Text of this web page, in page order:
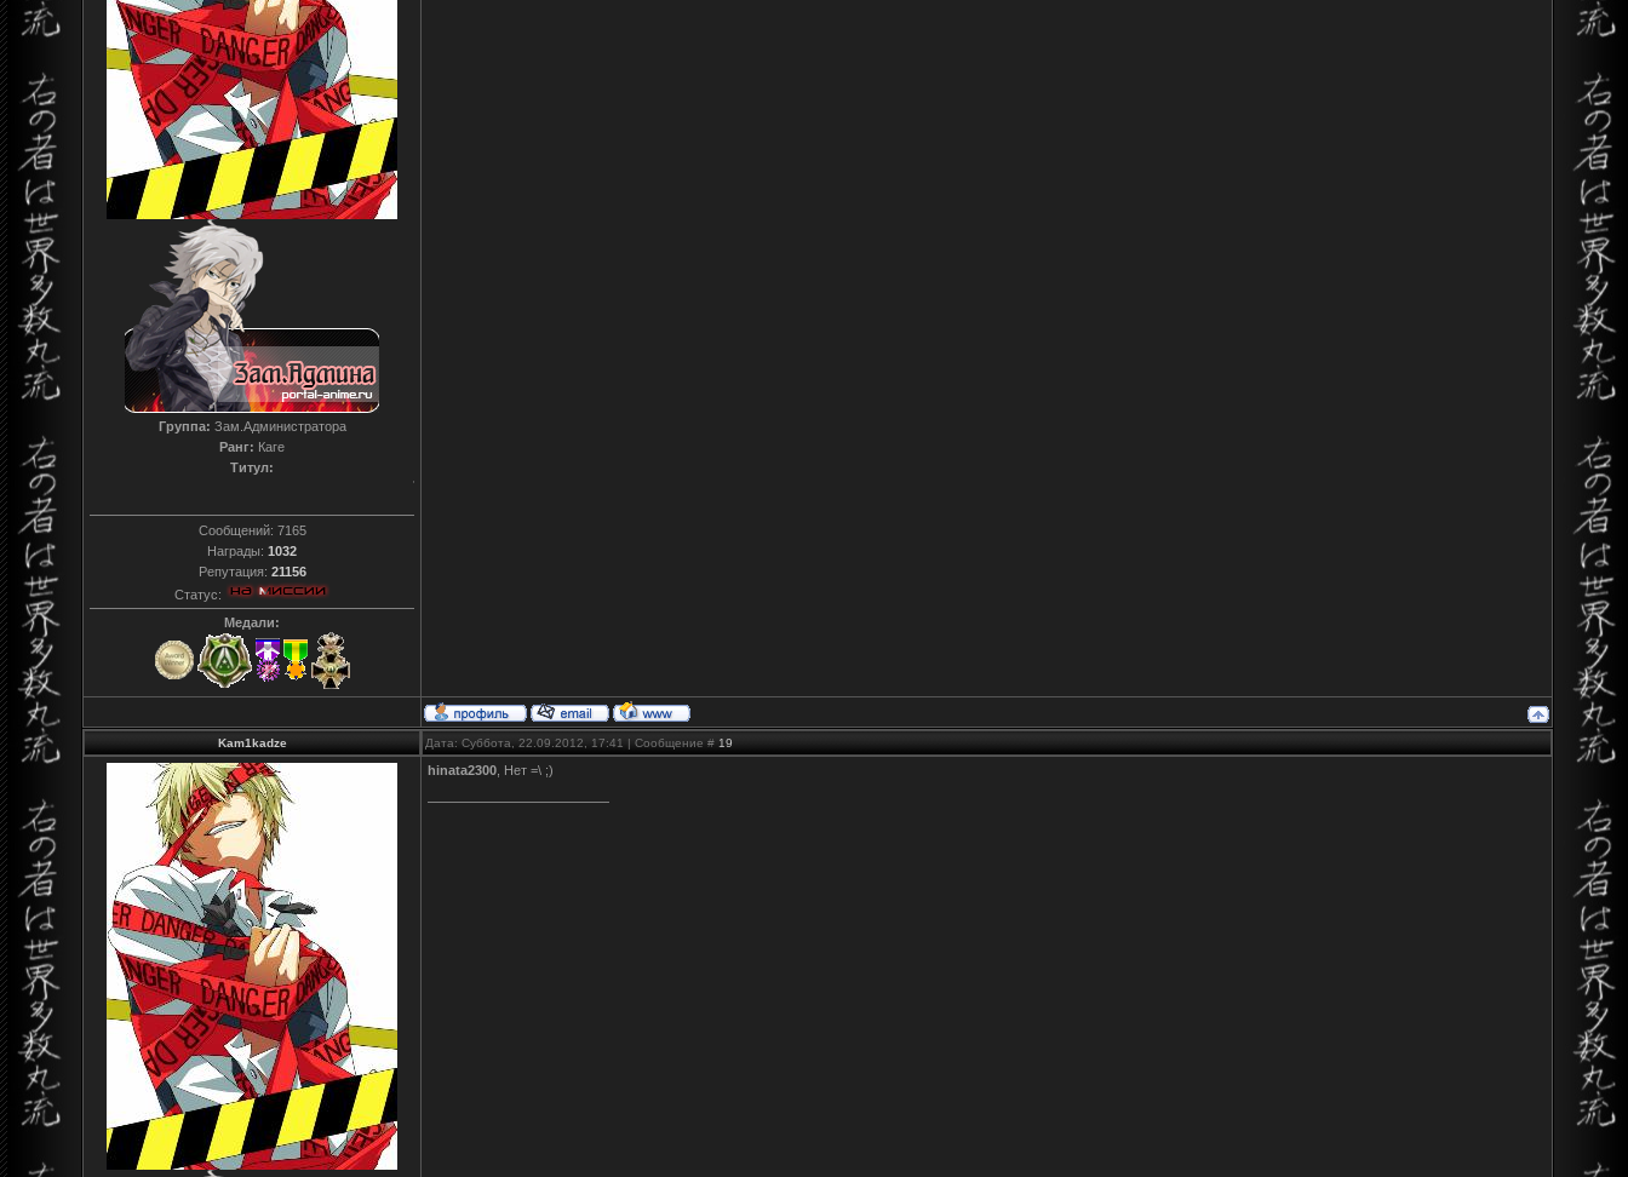
Группа: Зам.Администратора
Ранг: Каге
Титул:
T0reador xD
Сообщений: 7165
Награды: 1032
Репутация: 21156
Статус:
Медали:
Kam1kadze Дата: Суббота, 22.09.2012, 17:41 | Сообщение # 19
hinata2300 , Нет =\ ;)